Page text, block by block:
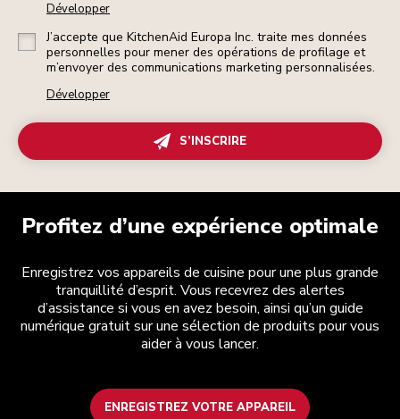
Développer
J’accepte que KitchenAid Europa Inc. traite mes données
personnelles pour mener des opérations de profilage et
m’envoyer des communications marketing personnalisées.
Développer
S’INSCRIRE
Profitez d’une expérience optimale
Enregistrez vos appareils de cuisine pour une plus grande
tranquillité d’esprit. Vous recevrez des alertes
d’assistance si vous en avez besoin, ainsi qu’un guide
numérique gratuit sur une sélection de produits pour vous
aider à vous lancer.
ENREGISTREZ VOTRE APPAREIL